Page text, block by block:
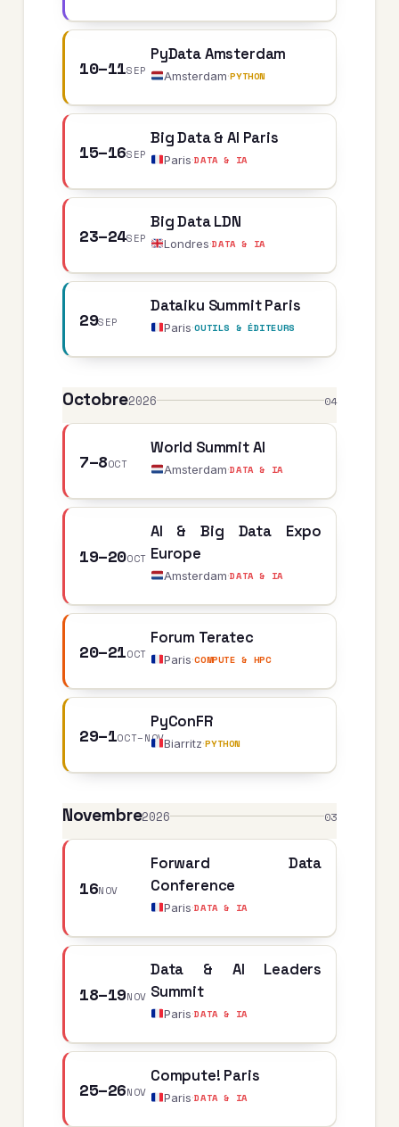
10–11SEP
PyData Amsterdam
Amsterdam·PYTHON
15–16SEP
Big Data & AI Paris
Paris·DATA & IA
23–24SEP
Big Data LDN
Londres·DATA & IA
29SEP
Dataiku Summit Paris
Paris·OUTILS & ÉDITEURS
Octobre2026 04
7–8OCT
World Summit AI
Amsterdam·DATA & IA
19–20OCT
AI & Big Data Expo
Europe
Amsterdam·DATA & IA
20–21OCT
Forum Teratec
Paris·COMPUTE & HPC
29–1OCT–NOV
PyConFR
Biarritz·PYTHON
Novembre2026 03
16NOV
Forward Data
Conference
Paris·DATA & IA
18–19NOV
Data & AI Leaders
Summit
Paris·DATA & IA
25–26NOV
Compute! Paris
Paris·DATA & IA